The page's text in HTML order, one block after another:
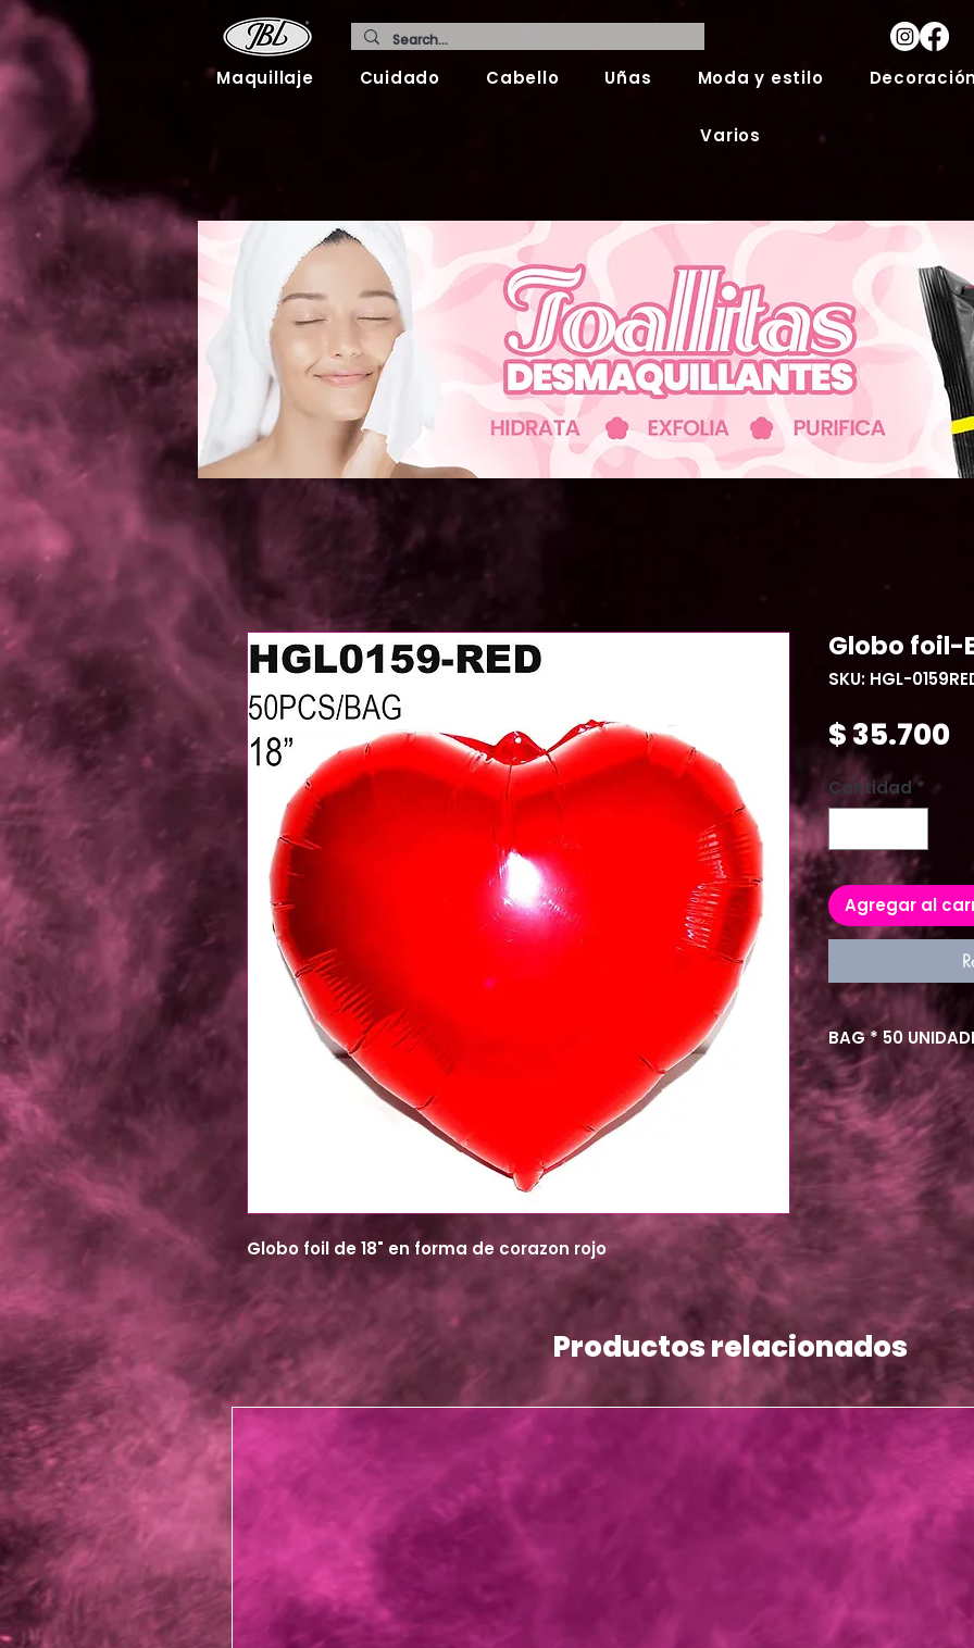
Maquillaje Cuidado Cabello Uñas Moda y estilo
Varios
Globo foil de 18" en forma de corazon rojo
Globo foil-
SKU: HGL-
$ 35.700
Cantidad *
Agregar al
BAG * 50
Productos relacionados